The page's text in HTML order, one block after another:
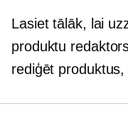
Lasiet tālāk, lai
produktu
rediģēt